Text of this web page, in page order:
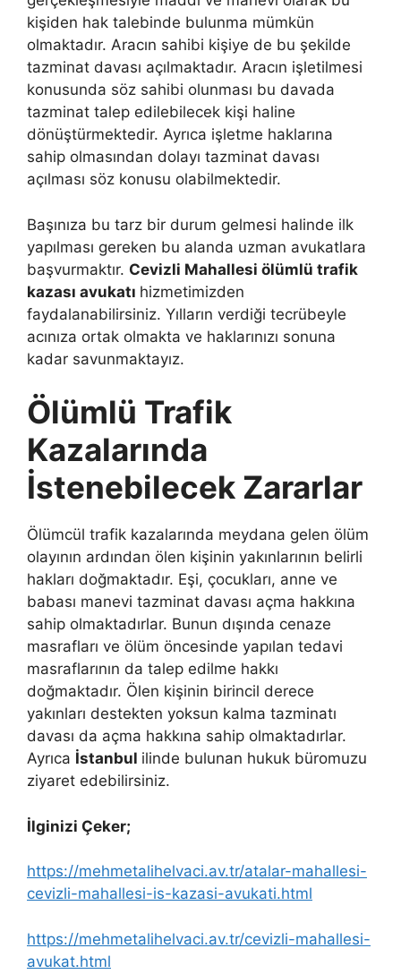
kişiden hak talebinde bulunma mümkün
olmaktadır. Aracın sahibi kişiye de bu şekilde
tazminat davası açılmaktadır. Aracın işletilmesi
konusunda söz sahibi olunması bu davada
tazminat talep edilebilecek kişi haline
dönüştürmektedir. Ayrıca işletme haklarına
sahip olmasından dolayı tazminat davası
açılması söz konusu olabilmektedir.
Başınıza bu tarz bir durum gelmesi halinde ilk
yapılması gereken bu alanda uzman avukatlara
başvurmaktır. Cevizli Mahallesi ölümlü trafik
kazası avukatı hizmetimizden
faydalanabilirsiniz. Yılların verdiği tecrübeyle
acınıza ortak olmakta ve haklarınızı sonuna
kadar savunmaktayız.
Ölümlü Trafik
Kazalarında
İstenebilecek Zararlar
Ölümcül trafik kazalarında meydana gelen ölüm
olayının ardından ölen kişinin yakınlarının belirli
hakları doğmaktadır. Eşi, çocukları, anne ve
babası manevi tazminat davası açma hakkına
sahip olmaktadırlar. Bunun dışında cenaze
masrafları ve ölüm öncesinde yapılan tedavi
masraflarının da talep edilme hakkı
doğmaktadır. Ölen kişinin birincil derece
yakınları destekten yoksun kalma tazminatı
davası da açma hakkına sahip olmaktadırlar.
Ayrıca İstanbul ilinde bulunan hukuk büromuzu
ziyaret edebilirsiniz.
İlginizi Çeker;
https://mehmetalihelvaci.av.tr/atalar-mahallesi-
cevizli-mahallesi-is-kazasi-avukati.html
https://mehmetalihelvaci.av.tr/cevizli-mahallesi-
avukat.html